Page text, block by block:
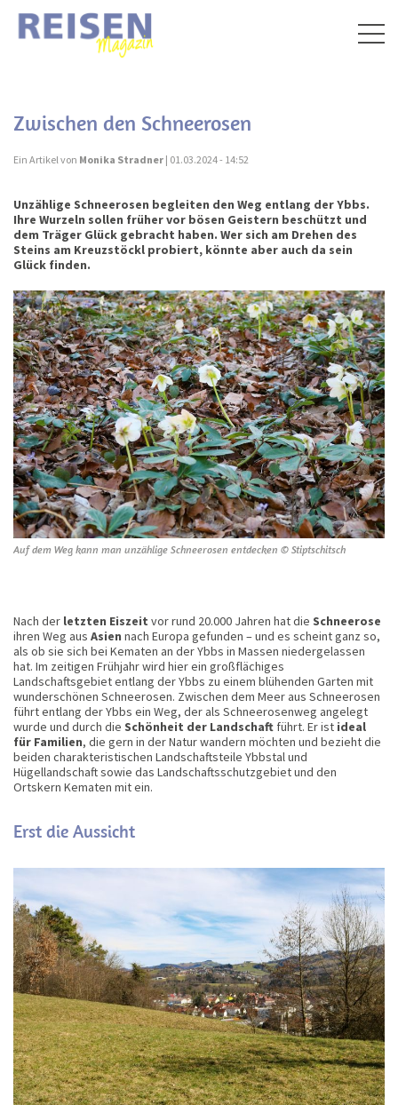
Zwischen den Schneerosen
Ein Artikel von Monika Stradner | 01.03.2024 - 14:52
Unzählige Schneerosen begleiten den Weg entlang der Ybbs.
Ihre Wurzeln sollen früher vor bösen Geistern beschützt und
dem Träger Glück gebracht haben. Wer sich am Drehen des
Steins am Kreuzstöckl probiert, könnte aber auch da sein
Glück finden.
Auf dem Weg kann man unzählige Schneerosen entdecken © Stiptschitsch
Nach der letzten Eiszeit vor rund 20.000 Jahren hat die Schneerose
ihren Weg aus Asien nach Europa gefunden – und es scheint ganz so,
als ob sie sich bei Kematen an der Ybbs in Massen niedergelassen
hat. Im zeitigen Frühjahr wird hier ein großflächiges
Landschaftsgebiet entlang der Ybbs zu einem blühenden Garten mit
wunderschönen Schneerosen. Zwischen dem Meer aus Schneerosen
führt entlang der Ybbs ein Weg, der als Schneerosenweg angelegt
wurde und durch die Schönheit der Landschaft führt. Er ist ideal
für Familien, die gern in der Natur wandern möchten und bezieht die
beiden charakteristischen Landschaftsteile Ybbstal und
Hügellandschaft sowie das Landschaftsschutzgebiet und den
Ortskern Kematen mit ein.
Erst die Aussicht